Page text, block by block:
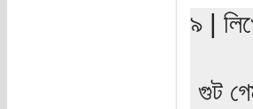
৯ |
গুট